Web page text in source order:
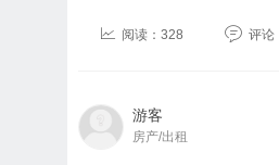
阅读：328 评论
游客
房产/出租